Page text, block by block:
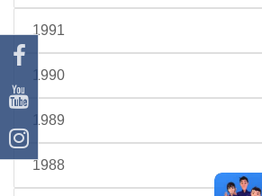
1991
1990
1989
1988